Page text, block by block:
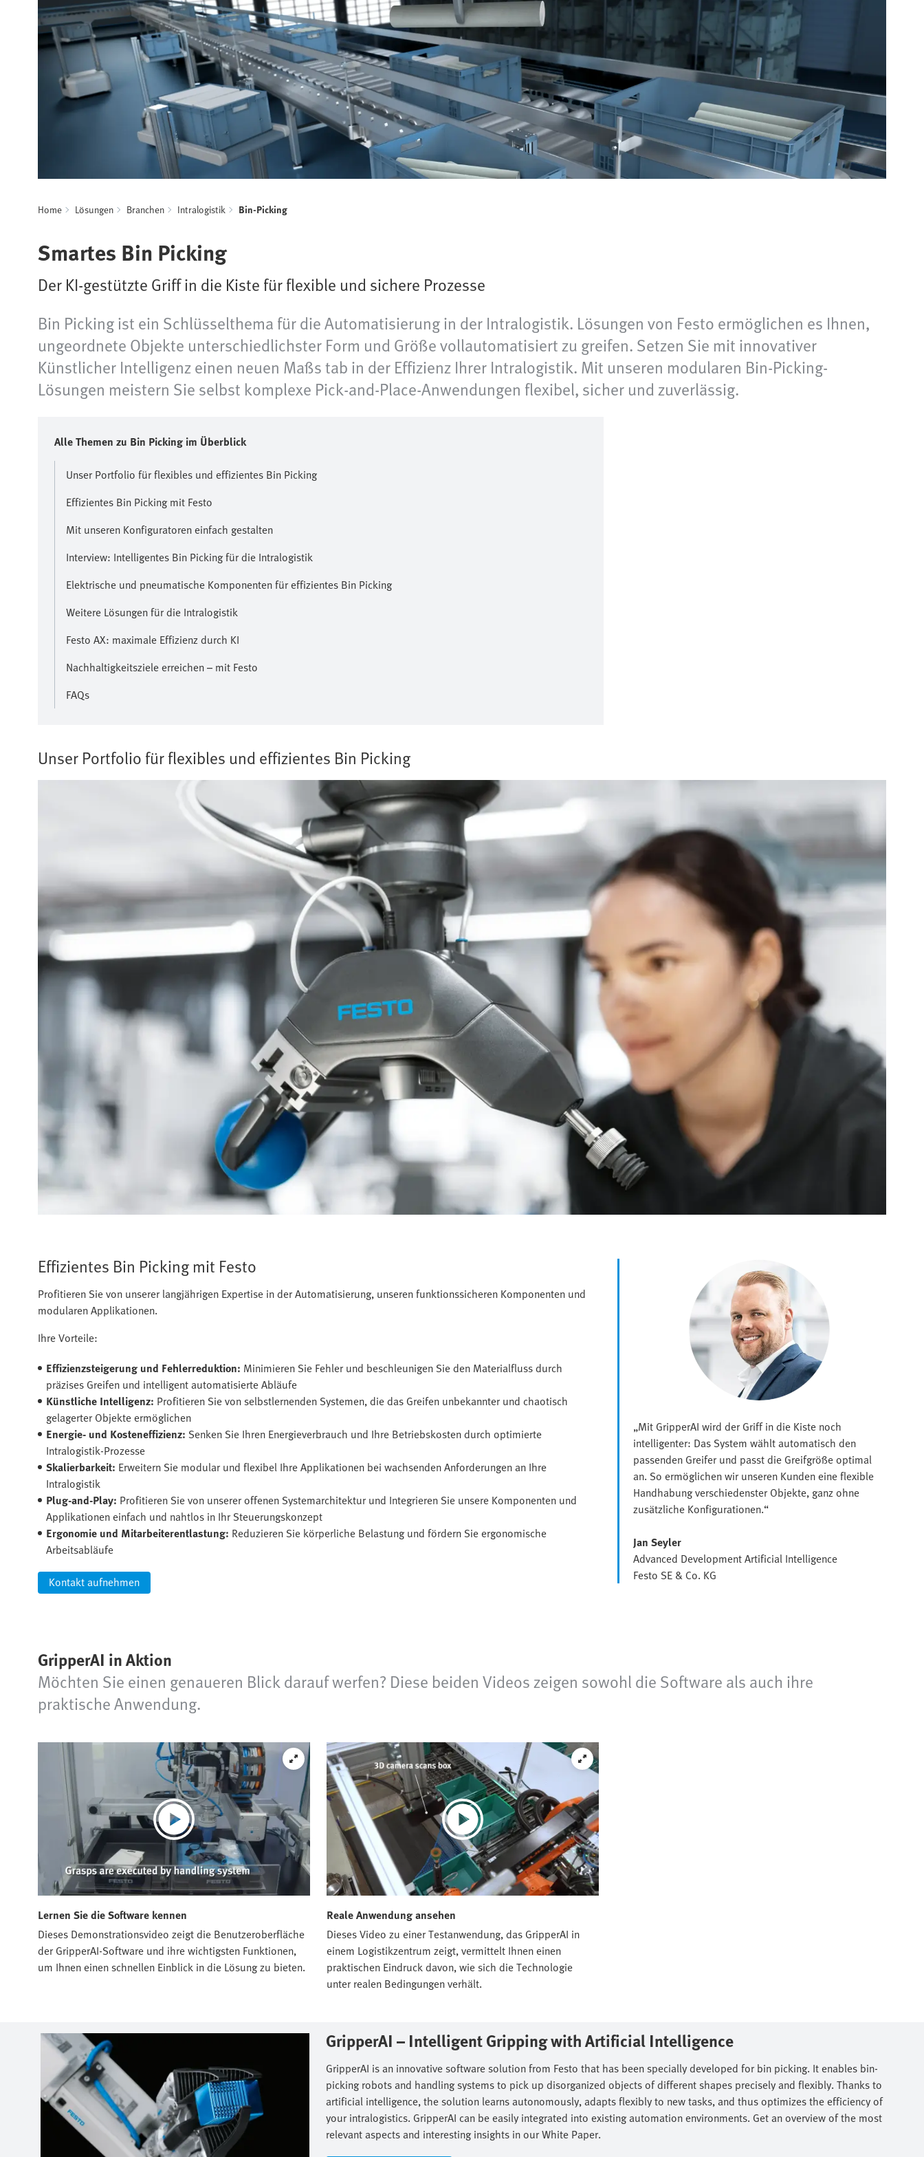
Home Lösungen Branchen Intralogistik Bin-Picking
Smartes Bin Picking
Der KI-gestützte Griff in die Kiste für flexible und sichere Prozesse
Bin Picking ist ein Schlüsselthema für die Automatisierung in der Intralogistik. Lösungen von Festo ermöglichen es Ihnen,
ungeordnete Objekte unterschiedlichster Form und Größe vollautomatisiert zu greifen. Setzen Sie mit innovativer
Künstlicher Intelligenz einen neuen Maßs tab in der Effizienz Ihrer Intralogistik. Mit unseren modularen Bin-Picking-
Lösungen meistern Sie selbst komplexe Pick-and-Place-Anwendungen flexibel, sicher und zuverlässig.
Alle Themen zu Bin Picking im Überblick
Unser Portfolio für flexibles und effizientes Bin Picking
Effizientes Bin Picking mit Festo
Mit unseren Konfiguratoren einfach gestalten
Interview: Intelligentes Bin Picking für die Intralogistik
Elektrische und pneumatische Komponenten für effizientes Bin Picking
Weitere Lösungen für die Intralogistik
Festo AX: maximale Effizienz durch KI
Nachhaltigkeit sziele erreichen – mit Festo
FAQs
Unser Portfolio für flexibles und effizientes Bin Picking
Effizientes Bin Picking mit Festo
Profitieren Sie von unserer langjährigen Expertise in der Automatisierung, unseren funktionssicheren Komponenten und
modularen Applikationen.
Ihre Vorteile:
Effizienzsteigerung und Fehlerreduktion: Minimieren Sie Fehler und beschleunigen Sie den Materialfluss durch
präzises Greifen und intelligent automatisierte Abläufe
Künstliche Intelligenz: Profitieren Sie von selbstlernenden Systemen, die das Greifen unbekannter und chaotisch
gelagerter Objekte ermöglichen
Energie- und Kosteneffizienz: Senken Sie Ihren Energieverbrauch und Ihre Betriebskosten durch optimierte
Intralogistik-Prozesse
Skalierbarkeit: Erweitern Sie modular und flexibel Ihre Applikationen bei wachsenden Anforderungen an Ihre
Intralogistik
Plug-and-Play: Profitieren Sie von unserer offenen Systemarchitektur und Integrieren Sie unsere Komponenten und
Applikationen einfach und nahtlos in Ihr Steuerungskonzept
Ergonomie und Mitarbeiterentlastung: Reduzieren Sie körperliche Belastung und fördern Sie ergonomische
Arbeitsabläufe
Kontakt aufnehmen
„Mit GripperAI wird der Griff in die Kiste noch
intelligenter: Das System wählt automatisch den
passenden Greifer und passt die Greifgröße optimal
an. So ermöglichen wir unseren Kunden eine flexible
Handhabung verschiedenster Objekte, ganz ohne
zusätzliche Konfigurationen.“
Jan Seyler
Advanced Development Artificial Intelligence
Festo SE & Co. KG
GripperAI in Aktion
Möchten Sie einen genaueren Blick darauf werfen? Diese beiden Videos zeigen sowohl die Software als auch ihre
praktische Anwendung.
Lernen Sie die Software kennen
Dieses Demonstrationsvideo zeigt die Benutzeroberfläche
der GripperAI-Software und ihre wichtigsten Funktionen,
um Ihnen einen schnellen Einblick in die Lösung zu bieten.
Reale Anwendung ansehen
Dieses Video zu einer Testanwendung, das GripperAI in
einem Logistikzentrum zeigt, vermittelt Ihnen einen
praktischen Eindruck davon, wie sich die Technologie
unter realen Bedingungen verhält.
GripperAI – Intelligent Gripping with Artificial Intelligence​
GripperAI is an innovative software solution from Festo that has been specially developed for bin picking. It enables bin-
picking robots and handling systems to pick up disorganized objects of different shapes precisely and flexibly. Thanks to
artificial intelligence, the solution learns autonomously, adapts flexibly to new tasks, and thus optimizes the efficiency of
your intralogistics. GripperAI can be easily integrated into existing automation environments. Get an overview of the most
relevant aspects and interesting insights in our White Paper.​